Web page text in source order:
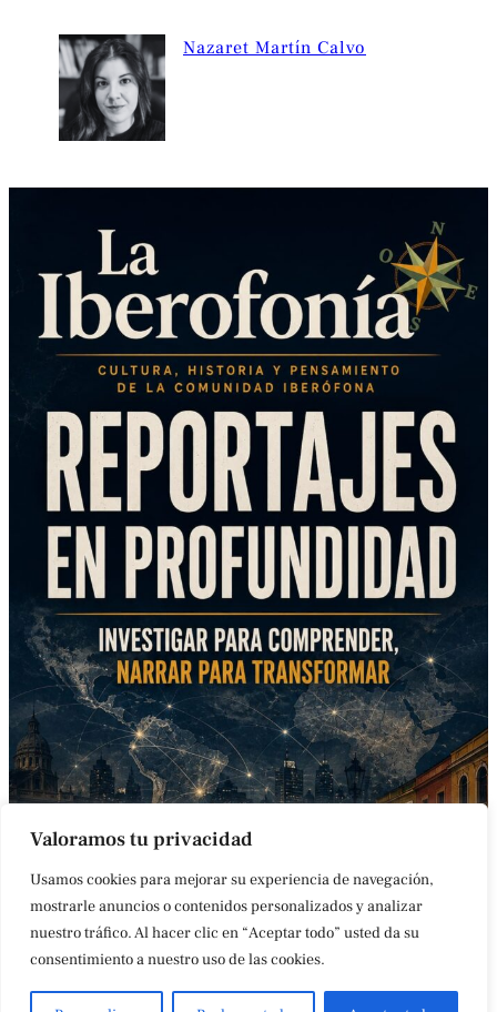
Valoramos tu privacidad
Usamos cookies para mejorar su experiencia de navegación,
mostrarle anuncios o contenidos personalizados y analizar
nuestro tráfico. Al hacer clic en “Aceptar todo” usted da su
consentimiento a nuestro uso de las cookies.
Nazaret Martín Calvo
CONTACTOAVISO LEGALPOLÍTICA DE COOKIES
ÚLTIMAS NOTICIAS